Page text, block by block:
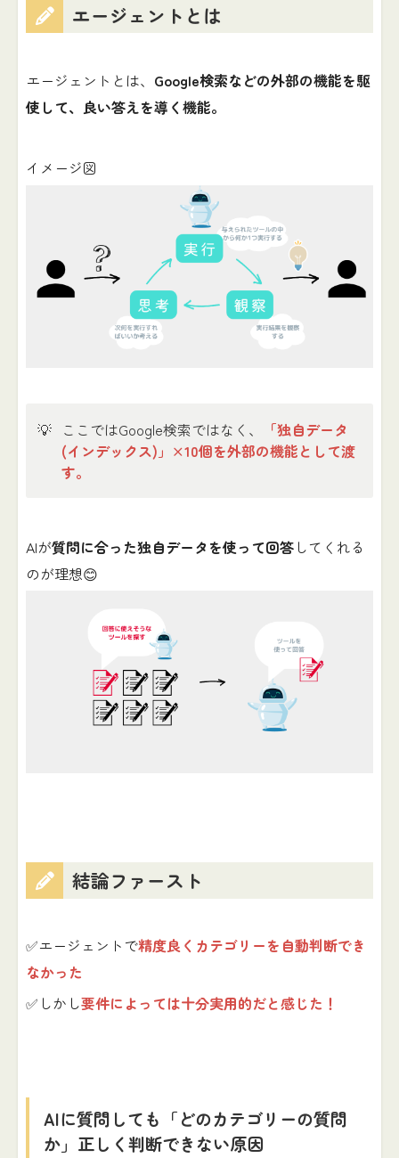
エージェントとは
エージェントとは、 Google検索などの外部の機能を駆
使して、良い答えを導く機能。
イメージ図
💡 ここではGoogle検索ではなく、
「独自データ
(インデックス)」×10個を外部の機能として渡
す。
AIが質問に合った独自データを使って回答してくれる
のが理想😊
結論ファースト
✅エージェントで精度良くカテゴリーを自動判断でき
なかった
✅しかし要件によっては十分実用的だと感じた！
AIに質問しても「どのカテゴリーの質問
か」正しく判断できない原因